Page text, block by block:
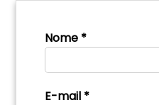
Nome *
E-mail *